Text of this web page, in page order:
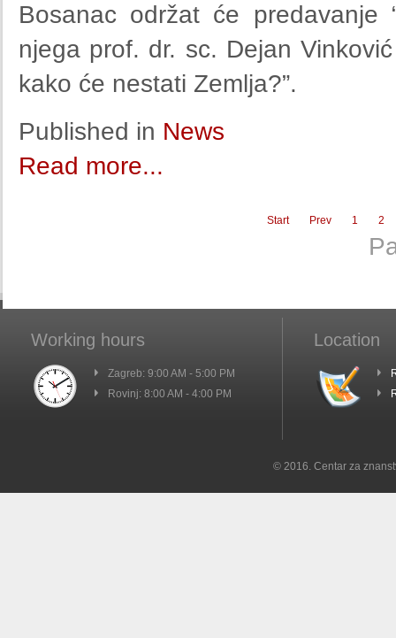
Bosanac održat će predavanje
njega prof. dr. sc. Dejan
kako će nestati Zemlja?”.
Published in News
Read more...
Start Prev 1 2
Working hours
Zagreb: 9:00 AM - 5:00 PM
Rovinj: 8:00 AM - 4:00 PM
Location
© 2016. Centar za